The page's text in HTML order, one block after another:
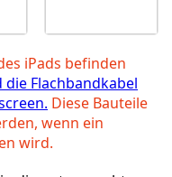
iPads befinden
Flachbandkabel
Diese Bauteile
wenn ein
wird.